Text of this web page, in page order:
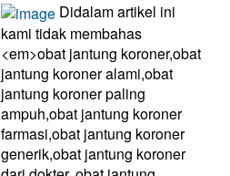
Didalam artikel ini
kami tidak membahas
<em>obat jantung koroner,obat
jantung koroner alami,obat
jantung koroner paling
ampuh,obat jantung koroner
farmasi,obat jantung koroner
generik,obat jantung koroner